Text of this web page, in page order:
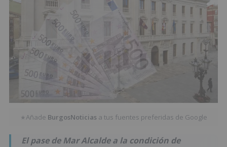
★Añade BurgosNoticias a tus fuentes preferidas de Google
El pase de Mar Alcalde a la condición de